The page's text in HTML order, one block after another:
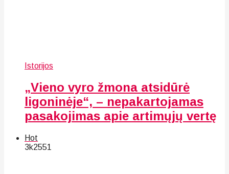
Istorijos
„Vieno vyro žmona atsidūrė
ligoninėje“, – nepakartojamas
pasakojimas apie artimųjų vertę
Hot
3k2551